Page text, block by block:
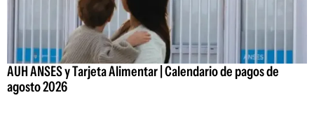
AUH ANSES y Tarjeta Alimentar | Calendario de pagos de
agosto 2026